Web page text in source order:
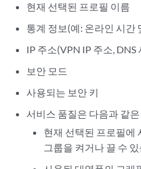
현재 선택된 프로필 이름
통계 정보(예: 온라인 시간
IP 주소(VPN IP 주소,
보안 모드
사용되는 보안 키
서비스 품질은 다음과 같
현재 선택된 프로필에
그룹을 켜거나 끌 수